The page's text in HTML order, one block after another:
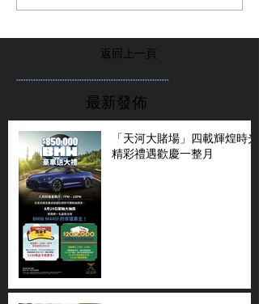
返回上一頁
...............................................................
最新發佈
「天河大賭場」四載輝煌時光
精彩禮遇歡慶一整月